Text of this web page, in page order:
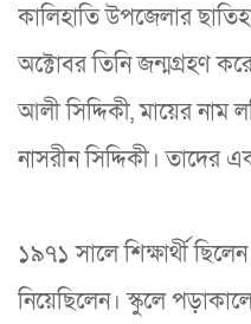
কালিহাতি উপজেলার
অক্টোবর তিনি জন্মগ্রহণ
আলী সিদ্দিকী, মায়ের নাম
নাসরীন সিদ্দিকী। তাদের
১৯৭১ সালে শিক্ষার্থী
নিয়েছিলেন। স্কুলে